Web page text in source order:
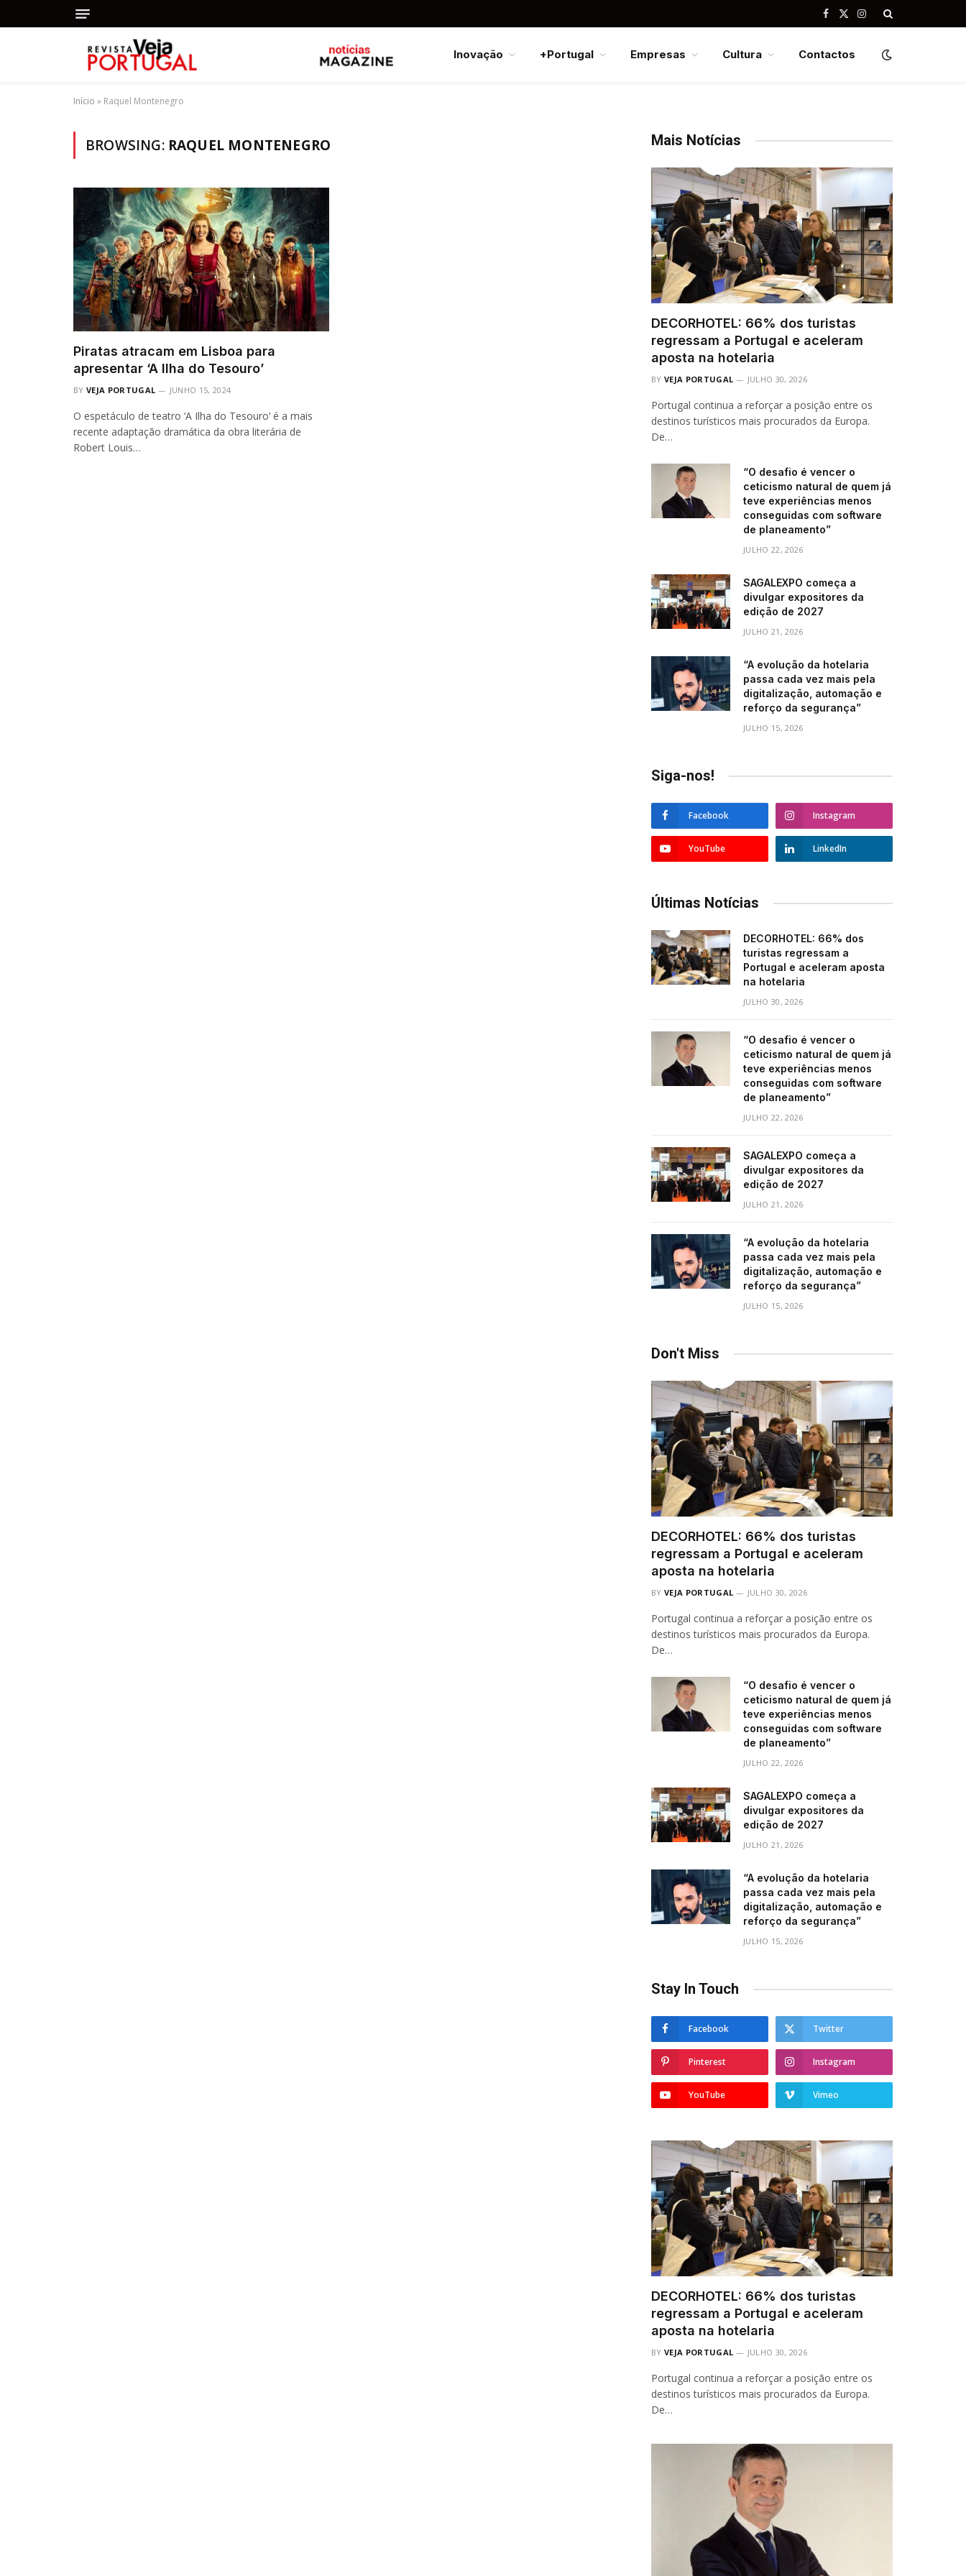
Facebook
X
Instagram
Inovação +Portugal Empresas Cultura Contactos
Início » Raquel Montenegro
BROWSING: RAQUEL MONTENEGRO
Piratas atracam em Lisboa para
apresentar ‘A Ilha do Tesouro’
BY VEJA PORTUGAL JUNHO 15, 2024
O espetáculo de teatro ‘A Ilha do Tesouro’ é a mais
recente adaptação dramática da obra literária de
Robert Louis…
Mais Notícias
DECORHOTEL: 66% dos turistas
regressam a Portugal e aceleram
aposta na hotelaria
BY VEJA PORTUGAL JULHO 30, 2026
Portugal continua a reforçar a posição entre os
destinos turísticos mais procurados da Europa.
De…
“O desafio é vencer o
ceticismo natural de quem já
teve experiências menos
conseguidas com software
de planeamento”
JULHO 22, 2026
SAGALEXPO começa a
divulgar expositores da
edição de 2027
JULHO 21, 2026
“A evolução da hotelaria
passa cada vez mais pela
digitalização, automação e
reforço da segurança”
JULHO 15, 2026
Siga-nos!
Facebook Instagram
YouTube LinkedIn
Últimas Notícias
DECORHOTEL: 66% dos
turistas regressam a
Portugal e aceleram aposta
na hotelaria
JULHO 30, 2026
“O desafio é vencer o
ceticismo natural de quem já
teve experiências menos
conseguidas com software
de planeamento”
JULHO 22, 2026
SAGALEXPO começa a
divulgar expositores da
edição de 2027
JULHO 21, 2026
“A evolução da hotelaria
passa cada vez mais pela
digitalização, automação e
reforço da segurança”
JULHO 15, 2026
Don't Miss
DECORHOTEL: 66% dos turistas
regressam a Portugal e aceleram
aposta na hotelaria
BY VEJA PORTUGAL JULHO 30, 2026
Portugal continua a reforçar a posição entre os
destinos turísticos mais procurados da Europa.
De…
“O desafio é vencer o
ceticismo natural de quem já
teve experiências menos
conseguidas com software
de planeamento”
JULHO 22, 2026
SAGALEXPO começa a
divulgar expositores da
edição de 2027
JULHO 21, 2026
“A evolução da hotelaria
passa cada vez mais pela
digitalização, automação e
reforço da segurança”
JULHO 15, 2026
Stay In Touch
Facebook Twitter
Pinterest Instagram
YouTube Vimeo
DECORHOTEL: 66% dos turistas
regressam a Portugal e aceleram
aposta na hotelaria
BY VEJA PORTUGAL JULHO 30, 2026
Portugal continua a reforçar a posição entre os
destinos turísticos mais procurados da Europa.
De…